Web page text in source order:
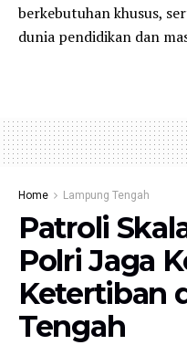
berkebutuhan khusus,
dunia pendidikan dan
Home Lampung Tengah
Patroli
Polri Jaga
Ketertiban
Tengah